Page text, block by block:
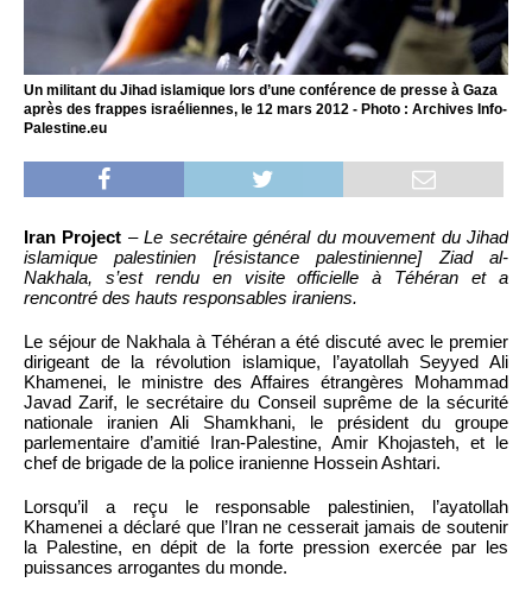
Un militant du Jihad islamique lors d’une conférence de presse à Gaza
après des frappes israéliennes, le 12 mars 2012 - Photo : Archives Info-
Palestine.eu
Iran Project –Le secrétaire général du mouvement du Jihad
islamique palestinien [résistance palestinienne] Ziad al-
Nakhala, s’est rendu en visite officielle à Téhéran et a
rencontré des hauts responsables iraniens.
Le séjour de Nakhala à Téhéran a été discuté avec le premier
dirigeant de la révolution islamique, l’ayatollah Seyyed Ali
Khamenei, le ministre des Affaires étrangères Mohammad
Javad Zarif, le secrétaire du Conseil suprême de la sécurité
nationale iranien Ali Shamkhani, le président du groupe
parlementaire d’amitié Iran-Palestine, Amir Khojasteh, et le
chef de brigade de la police iranienne Hossein Ashtari.
Lorsqu’il a reçu le responsable palestinien, l’ayatollah
Khamenei a déclaré que l’Iran ne cesserait jamais de soutenir
la Palestine, en dépit de la forte pression exercée par les
puissances arrogantes du monde.